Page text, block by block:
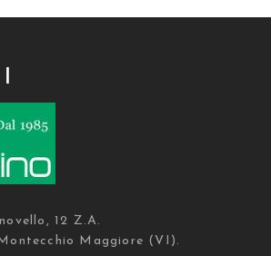
12 Z.A.
Maggiore (VI).